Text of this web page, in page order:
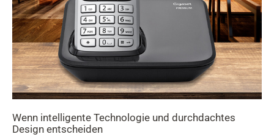
Wenn intelligente Technologie und durchdachtes
Design entscheiden